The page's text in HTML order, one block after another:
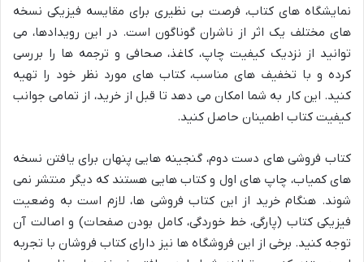
نمایشگاه های کتاب، فرصت بی نظیری برای مقایسه فیزیکی نسخه
های مختلف یک اثر از ناشران گوناگون است. در این رویدادها، می
توانید از نزدیک کیفیت چاپ، کاغذ، صحافی و ترجمه ها را بررسی
کرده و با تخفیف های مناسب، کتاب های مورد نظر خود را تهیه
کنید. این کار به شما امکان می دهد تا قبل از خرید، از تمامی جوانب
کیفیت کتاب اطمینان حاصل کنید.
کتاب فروشی های دست دوم، گنجینه هایی پنهان برای یافتن نسخه
های کمیاب، چاپ های اول و کتاب هایی هستند که دیگر منتشر نمی
شوند. هنگام خرید از این کتاب فروشی ها، لازم است به وضعیت
فیزیکی کتاب (پارگی، خط خوردگی، کامل بودن صفحات) و اصالت آن
توجه کنید. برخی از این فروشگاه ها نیز دارای کتاب فروشان با تجربه